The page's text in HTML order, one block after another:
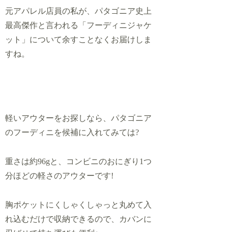
元アパレル店員の私が、パタゴニア史上
最高傑作と言われる「フーディニジャケ
ット」について余すことなくお届けしま
すね。
軽いアウターをお探しなら、パタゴニア
のフーディニを候補に入れてみては?
重さは約96gと、コンビニのおにぎり1つ
分ほどの軽さのアウターです!
胸ポケットにくしゃくしゃっと丸めて入
れ込むだけで収納できるので、カバンに